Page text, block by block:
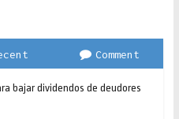
Comment
bajar dividendos de deudores